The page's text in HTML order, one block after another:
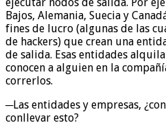
Bajos, Alemania, Suecia y
fines de lucro (algunas de las
de hackers) que crean una
de salida. Esas entidades
conocen a alguien en la
correrlos.
─Las entidades y empresas,
conllevar esto?